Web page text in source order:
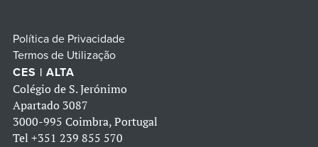
Política de Privacidade
Termos de Utilização
CES | ALTA
Colégio de S. Jerónimo
Apartado 3087
3000-995 Coimbra, Portugal
Tel +351 239 855 570